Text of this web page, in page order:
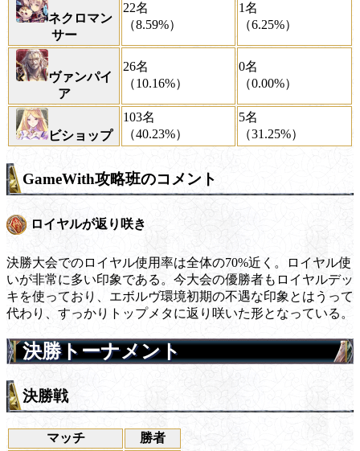
ネクロマン
サー
22名
（8.59%）
1名
（6.25%）
ヴァンパイ
ア
26名
（10.16%）
0名
（0.00%）
ビショップ
103名
（40.23%）
5名
（31.25%）
GameWith攻略班のコメント
ロイヤルが返り咲き
決勝大会でのロイヤル使用率は全体の70%近く。ロイヤル使
いが非常に多い印象である。今大会の優勝者もロイヤルデッ
キを使っており、エボルヴ環境初期の不遇な印象とはうって
代わり、すっかりトップメタに返り咲いた形となっている。
決勝トーナメント
決勝戦
マッチ
勝者